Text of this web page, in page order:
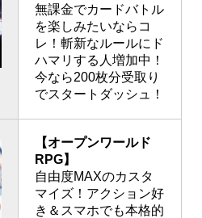
無課金でカードバトル
を楽しみたいならコ
レ！斬新なルールにド
ハマリする人増加中！
今なら200枚分受取り
でスタートダッシュ！
【オープンワールド
RPG】
自由度MAXのカスタ
マイズ！アクション好
き＆スマホでも本格的